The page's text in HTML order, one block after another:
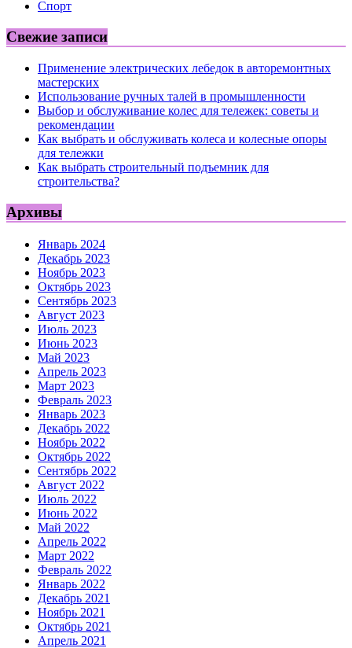
Спорт
Свежие записи
Применение электрических лебедок в авторемонтных
мастерских
Использование ручных талей в промышленности
Выбор и обслуживание колес для тележек: советы и
рекомендации
Как выбрать и обслуживать колеса и колесные опоры
для тележки
Как выбрать строительный подъемник для
строительства?
Архивы
Январь 2024
Декабрь 2023
Ноябрь 2023
Октябрь 2023
Сентябрь 2023
Август 2023
Июль 2023
Июнь 2023
Май 2023
Апрель 2023
Март 2023
Февраль 2023
Январь 2023
Декабрь 2022
Ноябрь 2022
Октябрь 2022
Сентябрь 2022
Август 2022
Июль 2022
Июнь 2022
Май 2022
Апрель 2022
Март 2022
Февраль 2022
Январь 2022
Декабрь 2021
Ноябрь 2021
Октябрь 2021
Апрель 2021